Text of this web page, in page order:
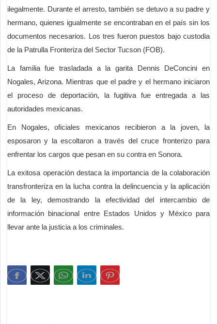
ilegalmente. Durante el arresto, también se detuvo a su padre y
hermano, quienes igualmente se encontraban en el país sin los
documentos necesarios. Los tres fueron puestos bajo custodia
de la Patrulla Fronteriza del Sector Tucson (FOB).
La familia fue trasladada a la garita Dennis DeConcini en
Nogales, Arizona. Mientras que el padre y el hermano iniciaron
el proceso de deportación, la fugitiva fue entregada a las
autoridades mexicanas.
En Nogales, oficiales mexicanos recibieron a la joven, la
esposaron y la escoltaron a través del cruce fronterizo para
enfrentar los cargos que pesan en su contra en Sonora.
La exitosa operación destaca la importancia de la colaboración
transfronteriza en la lucha contra la delincuencia y la aplicación
de la ley, demostrando la efectividad del intercambio de
información binacional entre Estados Unidos y México para
llevar ante la justicia a los criminales.